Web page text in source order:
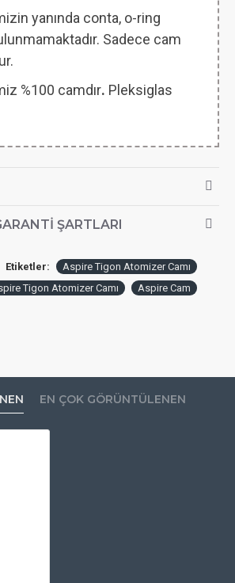
yanında conta, o-ring
Sadece cam
%100 camdır. Pleksiglas
ŞARTLARI
Etiketler:
Aspire Tigon Atomizer Camı
Tigon Atomizer Camı
Aspire Cam
EN ÇOK GÖRÜNTÜLENEN